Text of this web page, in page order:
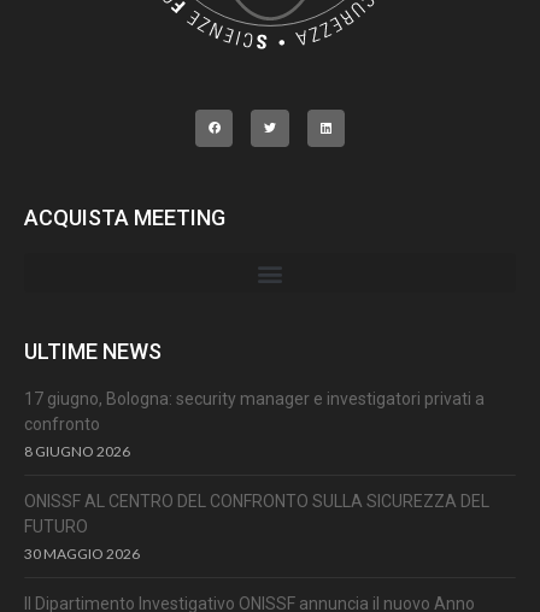
ULTIME NEWS
17 giugno, Bologna: security manager e investigatori privati a
confronto
8 GIUGNO 2026
ONISSF AL CENTRO DEL CONFRONTO SULLA SICUREZZA DEL
FUTURO
30 MAGGIO 2026
Il Dipartimento Investigativo ONISSF annuncia il nuovo Anno
ACQUISTA MEETING